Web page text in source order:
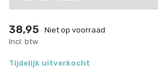
38,95
Niet op voorraad
Incl. btw
Tijdelijk uitverkocht